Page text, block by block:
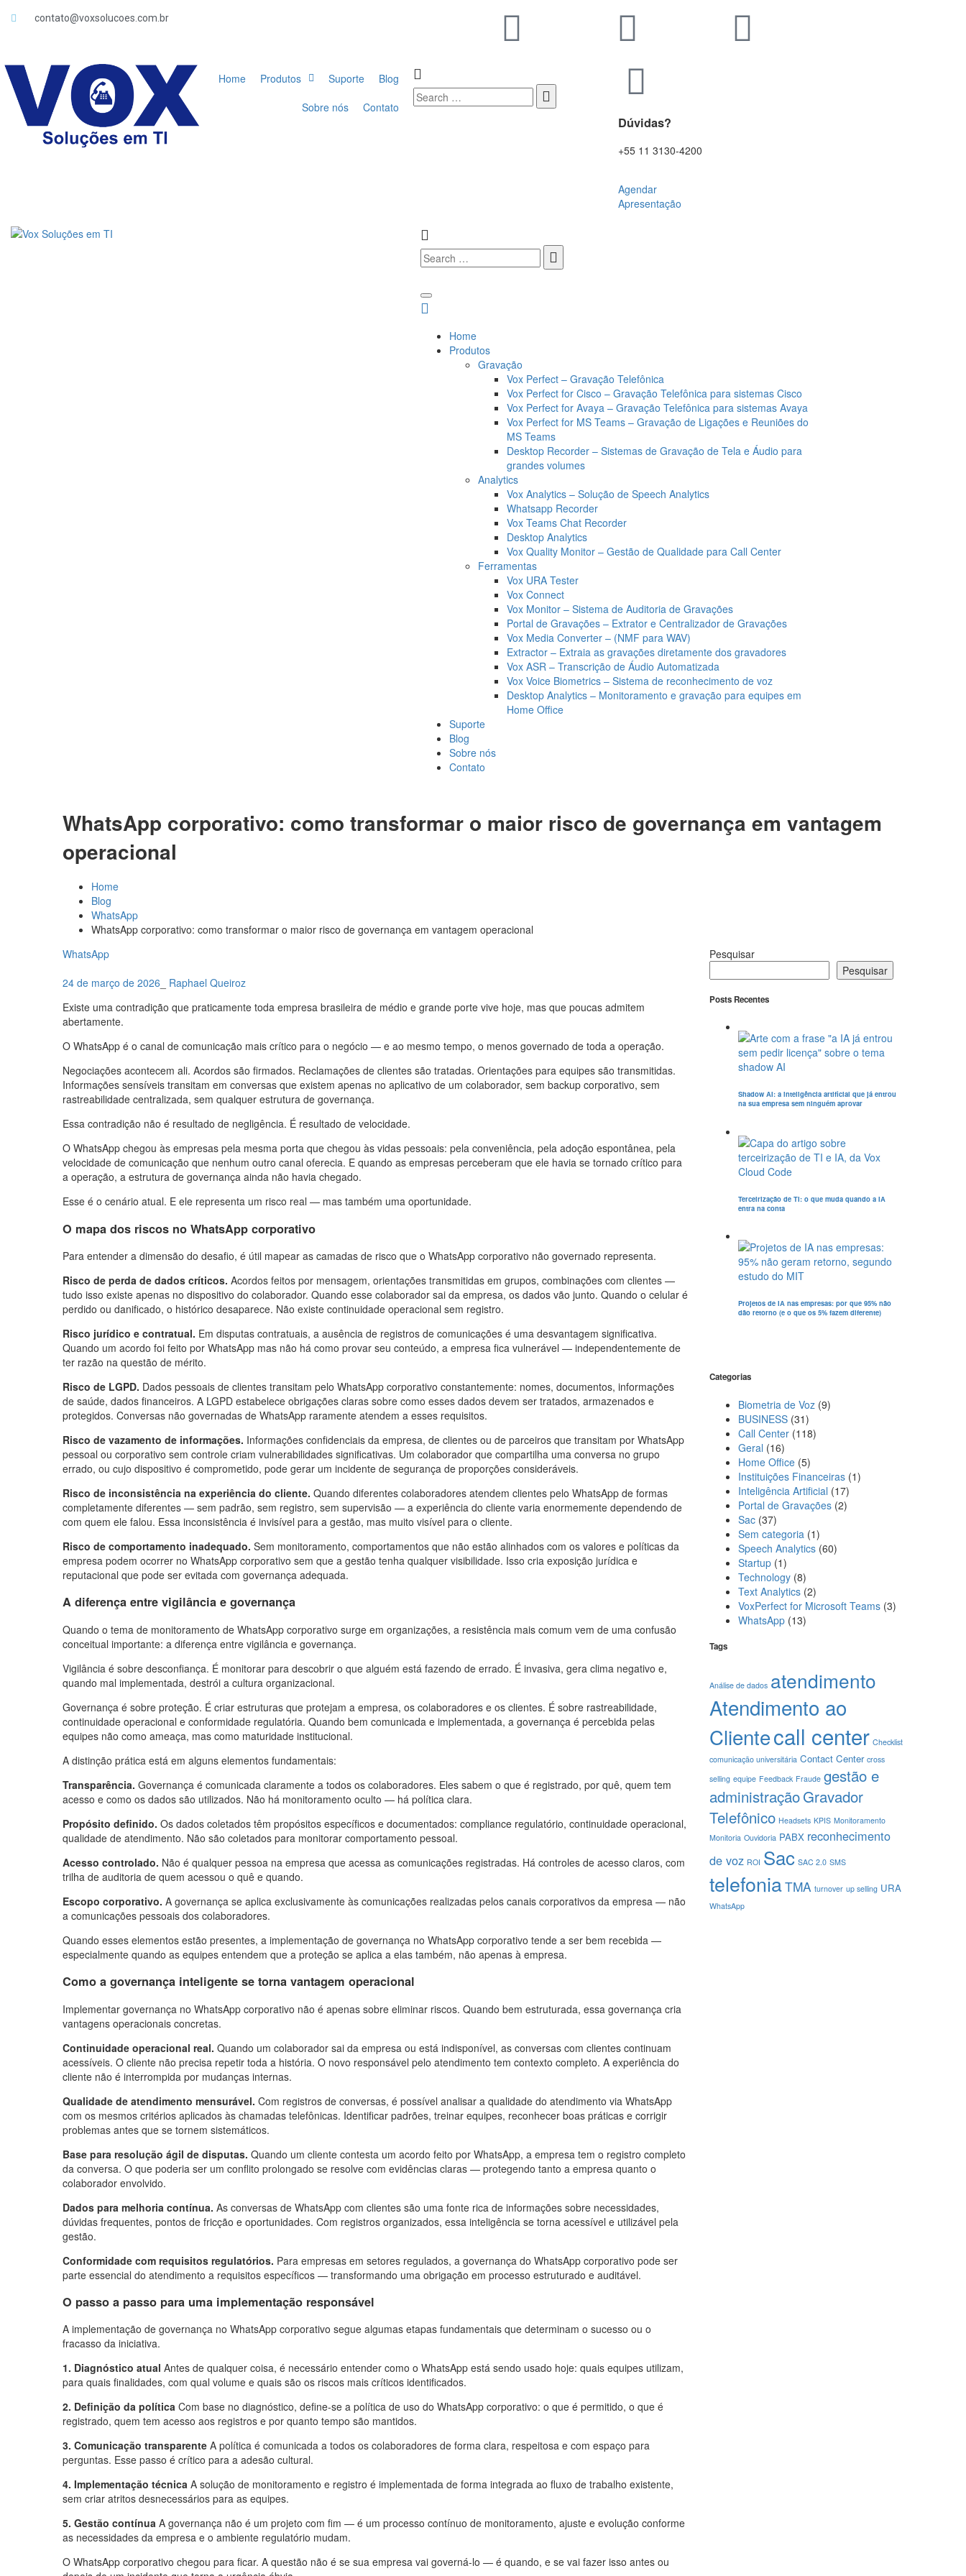
contato@voxsolucoes.com.br
Home Produtos Suporte
Blog
Sobre nós
Contato
Dúvidas?
+55 11 3130-4200
Agendar
Apresentação
Home
Produtos
Gravação
Vox Perfect – Gravação Telefônica
Vox Perfect for Cisco – Gravação Telefônica para sistemas Cisco
Vox Perfect for Avaya – Gravação Telefônica para sistemas Avaya
Vox Perfect for MS Teams – Gravação de Ligações e Reuniões do
MS Teams
Desktop Recorder – Sistemas de Gravação de Tela e Áudio para
grandes volumes
Analytics
Vox Analytics – Solução de Speech Analytics
Whatsapp Recorder
Vox Teams Chat Recorder
Desktop Analytics
Vox Quality Monitor – Gestão de Qualidade para Call Center
Ferramentas
Vox URA Tester
Vox Connect
Vox Monitor – Sistema de Auditoria de Gravações
Portal de Gravações – Extrator e Centralizador de Gravações
Vox Media Converter – (NMF para WAV)
Extractor – Extraia as gravações diretamente dos gravadores
Vox ASR – Transcrição de Áudio Automatizada
Vox Voice Biometrics – Sistema de reconhecimento de voz
Desktop Analytics – Monitoramento e gravação para equipes em
Home Office
Suporte
Blog
Sobre nós
Contato
WhatsApp corporativo: como transformar o maior risco de governança em vantagem
operacional
Home
Blog
WhatsApp
WhatsApp corporativo: como transformar o maior risco de governança em vantagem operacional
WhatsApp
24 de março de 2026
Raphael Queiroz
Existe uma contradição que praticamente toda empresa brasileira de médio e grande porte vive hoje, mas que poucas admitem
abertamente.
O WhatsApp é o canal de comunicação mais crítico para o negócio — e ao mesmo tempo, o menos governado de toda a operação.
Negociações acontecem ali. Acordos são firmados. Reclamações de clientes são tratadas. Orientações para equipes são transmitidas.
Informações sensíveis transitam em conversas que existem apenas no aplicativo de um colaborador, sem backup corporativo, sem
rastreabilidade centralizada, sem qualquer estrutura de governança.
Essa contradição não é resultado de negligência. É resultado de velocidade.
O WhatsApp chegou às empresas pela mesma porta que chegou às vidas pessoais: pela conveniência, pela adoção espontânea, pela
velocidade de comunicação que nenhum outro canal oferecia. E quando as empresas perceberam que ele havia se tornado crítico para
a operação, a estrutura de governança ainda não havia chegado.
Esse é o cenário atual. E ele representa um risco real — mas também uma oportunidade.
O mapa dos riscos no WhatsApp corporativo
Para entender a dimensão do desafio, é útil mapear as camadas de risco que o WhatsApp corporativo não governado representa.
Risco de perda de dados críticos. Acordos feitos por mensagem, orientações transmitidas em grupos, combinações com clientes —
tudo isso existe apenas no dispositivo do colaborador. Quando esse colaborador sai da empresa, os dados vão junto. Quando o celular é
perdido ou danificado, o histórico desaparece. Não existe continuidade operacional sem registro.
Risco jurídico e contratual. Em disputas contratuais, a ausência de registros de comunicações é uma desvantagem significativa.
Quando um acordo foi feito por WhatsApp mas não há como provar seu conteúdo, a empresa fica vulnerável — independentemente de
ter razão na questão de mérito.
Risco de LGPD. Dados pessoais de clientes transitam pelo WhatsApp corporativo constantemente: nomes, documentos, informações
de saúde, dados financeiros. A LGPD estabelece obrigações claras sobre como esses dados devem ser tratados, armazenados e
protegidos. Conversas não governadas de WhatsApp raramente atendem a esses requisitos.
Risco de vazamento de informações. Informações confidenciais da empresa, de clientes ou de parceiros que transitam por WhatsApp
pessoal ou corporativo sem controle criam vulnerabilidades significativas. Um colaborador que compartilha uma conversa no grupo
errado, ou cujo dispositivo é comprometido, pode gerar um incidente de segurança de proporções consideráveis.
Risco de inconsistência na experiência do cliente. Quando diferentes colaboradores atendem clientes pelo WhatsApp de formas
completamente diferentes — sem padrão, sem registro, sem supervisão — a experiência do cliente varia enormemente dependendo de
com quem ele falou. Essa inconsistência é invisível para a gestão, mas muito visível para o cliente.
Risco de comportamento inadequado. Sem monitoramento, comportamentos que não estão alinhados com os valores e políticas da
empresa podem ocorrer no WhatsApp corporativo sem que a gestão tenha qualquer visibilidade. Isso cria exposição jurídica e
reputacional que pode ser evitada com governança adequada.
A diferença entre vigilância e governança
Quando o tema de monitoramento de WhatsApp corporativo surge em organizações, a resistência mais comum vem de uma confusão
conceitual importante: a diferença entre vigilância e governança.
Vigilância é sobre desconfiança. É monitorar para descobrir o que alguém está fazendo de errado. É invasiva, gera clima negativo e,
quando mal implementada, destrói a cultura organizacional.
Governança é sobre proteção. É criar estruturas que protejam a empresa, os colaboradores e os clientes. É sobre rastreabilidade,
continuidade operacional e conformidade regulatória. Quando bem comunicada e implementada, a governança é percebida pelas
equipes não como ameaça, mas como maturidade institucional.
A distinção prática está em alguns elementos fundamentais:
Transparência. Governança é comunicada claramente a todos os colaboradores. Eles sabem o que é registrado, por quê, quem tem
acesso e como os dados são utilizados. Não há monitoramento oculto — há política clara.
Propósito definido. Os dados coletados têm propósitos específicos e documentados: compliance regulatório, continuidade operacional,
qualidade de atendimento. Não são coletados para monitorar comportamento pessoal.
Acesso controlado. Não é qualquer pessoa na empresa que acessa as comunicações registradas. Há controles de acesso claros, com
trilha de auditoria de quem acessou o quê e quando.
Escopo corporativo. A governança se aplica exclusivamente às comunicações realizadas pelos canais corporativos da empresa — não
a comunicações pessoais dos colaboradores.
Quando esses elementos estão presentes, a implementação de governança no WhatsApp corporativo tende a ser bem recebida —
especialmente quando as equipes entendem que a proteção se aplica a elas também, não apenas à empresa.
Como a governança inteligente se torna vantagem operacional
Implementar governança no WhatsApp corporativo não é apenas sobre eliminar riscos. Quando bem estruturada, essa governança cria
vantagens operacionais concretas.
Continuidade operacional real. Quando um colaborador sai da empresa ou está indisponível, as conversas com clientes continuam
acessíveis. O cliente não precisa repetir toda a história. O novo responsável pelo atendimento tem contexto completo. A experiência do
cliente não é interrompida por mudanças internas.
Qualidade de atendimento mensurável. Com registros de conversas, é possível analisar a qualidade do atendimento via WhatsApp
com os mesmos critérios aplicados às chamadas telefônicas. Identificar padrões, treinar equipes, reconhecer boas práticas e corrigir
problemas antes que se tornem sistemáticos.
Base para resolução ágil de disputas. Quando um cliente contesta um acordo feito por WhatsApp, a empresa tem o registro completo
da conversa. O que poderia ser um conflito prolongado se resolve com evidências claras — protegendo tanto a empresa quanto o
colaborador envolvido.
Dados para melhoria contínua. As conversas de WhatsApp com clientes são uma fonte rica de informações sobre necessidades,
dúvidas frequentes, pontos de fricção e oportunidades. Com registros organizados, essa inteligência se torna acessível e utilizável pela
gestão.
Conformidade com requisitos regulatórios. Para empresas em setores regulados, a governança do WhatsApp corporativo pode ser
parte essencial do atendimento a requisitos específicos — transformando uma obrigação em processo estruturado e auditável.
O passo a passo para uma implementação responsável
A implementação de governança no WhatsApp corporativo segue algumas etapas fundamentais que determinam o sucesso ou o
fracasso da iniciativa.
1. Diagnóstico atual Antes de qualquer coisa, é necessário entender como o WhatsApp está sendo usado hoje: quais equipes utilizam,
para quais finalidades, com qual volume e quais são os riscos mais críticos identificados.
2. Definição da política Com base no diagnóstico, define-se a política de uso do WhatsApp corporativo: o que é permitido, o que é
registrado, quem tem acesso aos registros e por quanto tempo são mantidos.
3. Comunicação transparente A política é comunicada a todos os colaboradores de forma clara, respeitosa e com espaço para
perguntas. Esse passo é crítico para a adesão cultural.
4. Implementação técnica A solução de monitoramento e registro é implementada de forma integrada ao fluxo de trabalho existente,
sem criar atritos desnecessários para as equipes.
5. Gestão contínua A governança não é um projeto com fim — é um processo contínuo de monitoramento, ajuste e evolução conforme
as necessidades da empresa e o ambiente regulatório mudam.
O WhatsApp corporativo chegou para ficar. A questão não é se sua empresa vai governá-lo — é quando, e se vai fazer isso antes ou
Pesquisar
Pesquisar
Posts Recentes
Shadow AI: a inteligência artificial que já entrou
na sua empresa sem ninguém aprovar
Terceirização de TI: o que muda quando a IA
entra na conta
Projetos de IA nas empresas: por que 95% não
dão retorno (e o que os 5% fazem diferente)
Categorias
Biometria de Voz (9)
BUSINESS (31)
Call Center (118)
Geral (16)
Home Office (5)
Instituições Financeiras (1)
Inteligência Artificial (17)
Portal de Gravações (2)
Sac (37)
Sem categoria (1)
Speech Analytics (60)
Startup (1)
Technology (8)
Text Analytics (2)
VoxPerfect for Microsoft Teams (3)
WhatsApp (13)
Tags
Análise de dados atendimento
Atendimento ao
Clientecall center Checklist
comunicação universitária Contact Center cross
selling equipe Feedback Fraude gestão e
administraçãoGravador
Telefônico Headsets KPIS Monitoramento
Monitoria Ouvidoria PABX reconhecimento
de voz ROI Sac SAC 2.0 SMS
telefoniaTMA turnover up selling URA
WhatsApp